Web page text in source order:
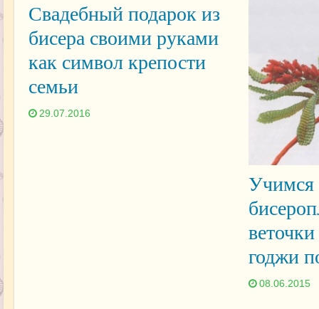
Свадебный подарок из
бисера своими руками
как символ крепости
семьи
29.07.2016
Учимся
годжи
08.06.2015